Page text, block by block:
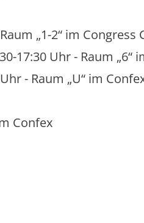
„1-2“ im Congress
17:30 Uhr - Raum „6“
- Raum „U“ im
Confex